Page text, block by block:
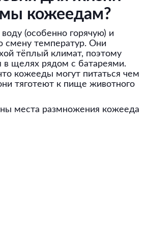
кожеедам?
(особенно горячую) и
смену температур. Они
тёплый климат, поэтому
в щелях рядом с батареями.
кожееды могут питаться чем
тяготеют к пище животного